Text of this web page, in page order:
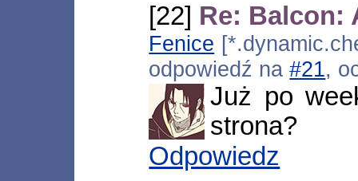
[22] Re: Balcon:
Fenice
odpowiedź na#21,
Już po
strona?
Odpowiedz